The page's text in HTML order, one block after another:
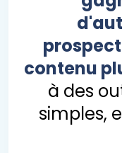
contenu
à des
simples,